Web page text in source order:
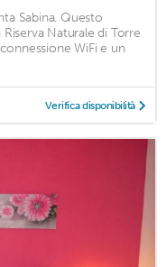
Sabina. Questo
Naturale di Torre
WiFi e un
Verifica disponibilità